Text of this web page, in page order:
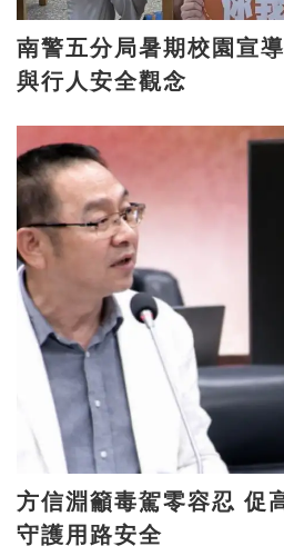
南警五分局暑期校園宣導 提升學生微電車
與行人安全觀念
方信淵籲毒駕零容忍 促高市強化防制機制
守護用路安全